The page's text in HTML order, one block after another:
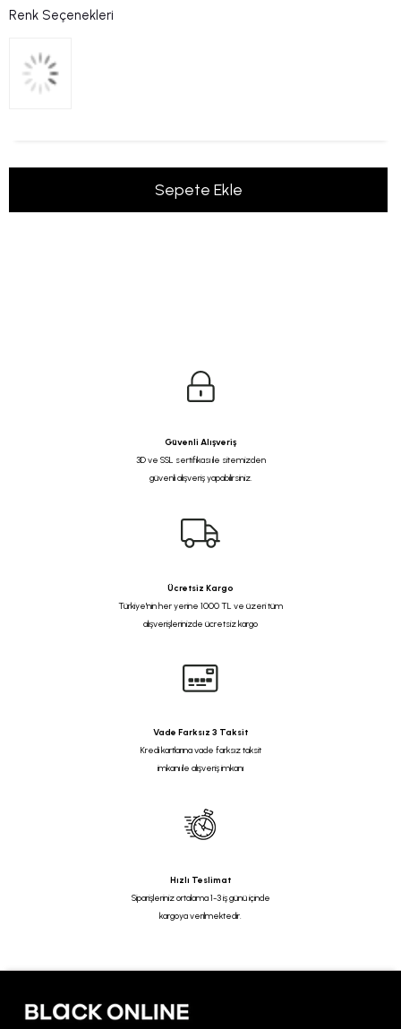
Renk Seçenekleri
Güvenli Alışveriş
3D ve SSL sertifikası ile sitemizden
güvenli alışveriş yapabilirsiniz.
Ücretsiz Kargo
Türkiye'nin her yerine 1000 TL ve üzeri tüm
alışverişlerinizde ücretsiz kargo
Vade Farksız 3 Taksit
Kredi kartlarına vade farksız taksit
imkanı ile alışveriş imkanı
Hızlı Teslimat
Siparişleriniz ortalama 1-3 iş günü içinde
kargoya verilmektedir.